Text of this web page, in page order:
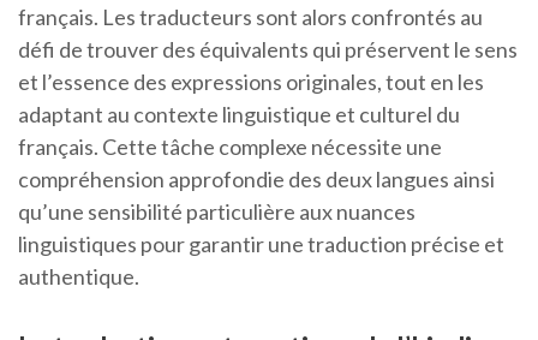
français. Les traducteurs sont alors confrontés au
défi de trouver des équivalents qui préservent le sens
et l’essence des expressions originales, tout en les
adaptant au contexte linguistique et culturel du
français. Cette tâche complexe nécessite une
compréhension approfondie des deux langues ainsi
qu’une sensibilité particulière aux nuances
linguistiques pour garantir une traduction précise et
authentique.